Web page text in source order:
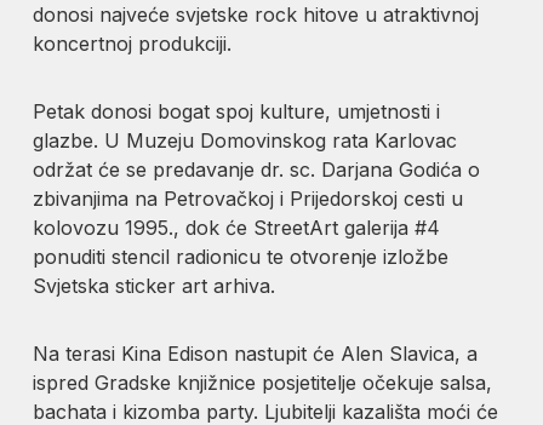
donosi najveće svjetske rock hitove u atraktivnoj
koncertnoj produkciji.
Petak donosi bogat spoj kulture, umjetnosti i
glazbe. U Muzeju Domovinskog rata Karlovac
održat će se predavanje dr. sc. Darjana Godića o
zbivanjima na Petrovačkoj i Prijedorskoj cesti u
kolovozu 1995., dok će StreetArt galerija #4
ponuditi stencil radionicu te otvorenje izložbe
Svjetska sticker art arhiva.
Na terasi Kina Edison nastupit će Alen Slavica, a
ispred Gradske knjižnice posjetitelje očekuje salsa,
bachata i kizomba party. Ljubitelji kazališta moći će